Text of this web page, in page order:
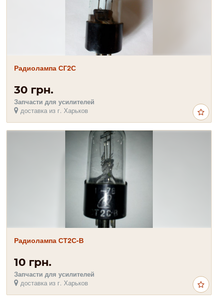
Радиолампа СГ2С
30 грн.
Запчасти для усилителей
доставка из г. Харьков
Радиолампа СТ2С-В
10 грн.
Запчасти для усилителей
доставка из г. Харьков